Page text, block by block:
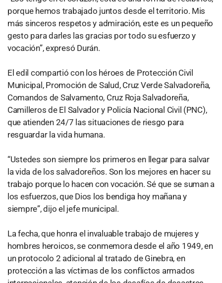
porque hemos trabajado juntos desde el territorio. Mis
más sinceros respetos y admiración, este es un pequeño
gesto para darles las gracias por todo su esfuerzo y
vocación”, expresó Durán.
El edil compartió con los héroes de Protección Civil
Municipal, Promoción de Salud, Cruz Verde Salvadoreña,
Comandos de Salvamento, Cruz Roja Salvadoreña,
Camilleros de El Salvador y Policía Nacional Civil (PNC),
que atienden 24/7 las situaciones de riesgo para
resguardar la vida humana.
“Ustedes son siempre los primeros en llegar para salvar
la vida de los salvadoreños. Son los mejores en hacer su
trabajo porque lo hacen con vocación. Sé que se suman a
los esfuerzos, que Dios los bendiga hoy mañana y
siempre”, dijo el jefe municipal.
La fecha, que honra el invaluable trabajo de mujeres y
hombres heroicos, se conmemora desde el año 1949, en
un protocolo 2 adicional al tratado de Ginebra, en
protección a las víctimas de los conflictos armados